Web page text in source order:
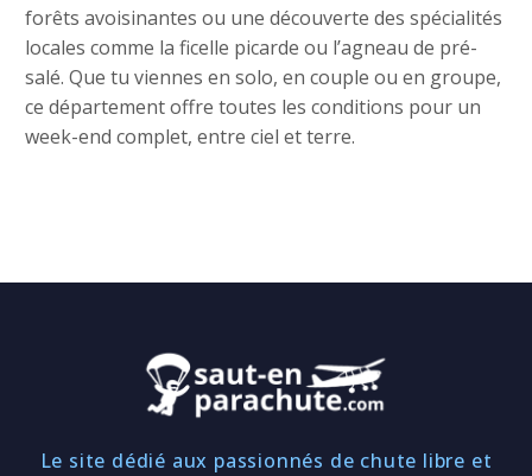
forêts avoisinantes ou une découverte des spécialités
locales comme la ficelle picarde ou l’agneau de pré-
salé. Que tu viennes en solo, en couple ou en groupe,
ce département offre toutes les conditions pour un
week-end complet, entre ciel et terre.
Le site dédié aux passionnés de chute libre et